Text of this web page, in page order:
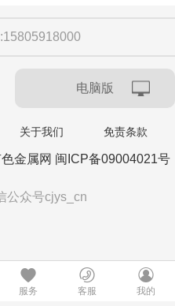
亿元人民币。
宣布在美国召回约50.8万辆2025至2026
，原因是车辆7英寸组合仪表可能在启动
危险警示灯以及部分提示音功能失效。
的业内人士消息，LG 集团会长具光谟下
人、人工智能基础设施、自动驾驶等领
电脑版
关于我们 免责条款
金属网 闽ICP备09004021号
公众号cjys_cn
服务 客服 我的